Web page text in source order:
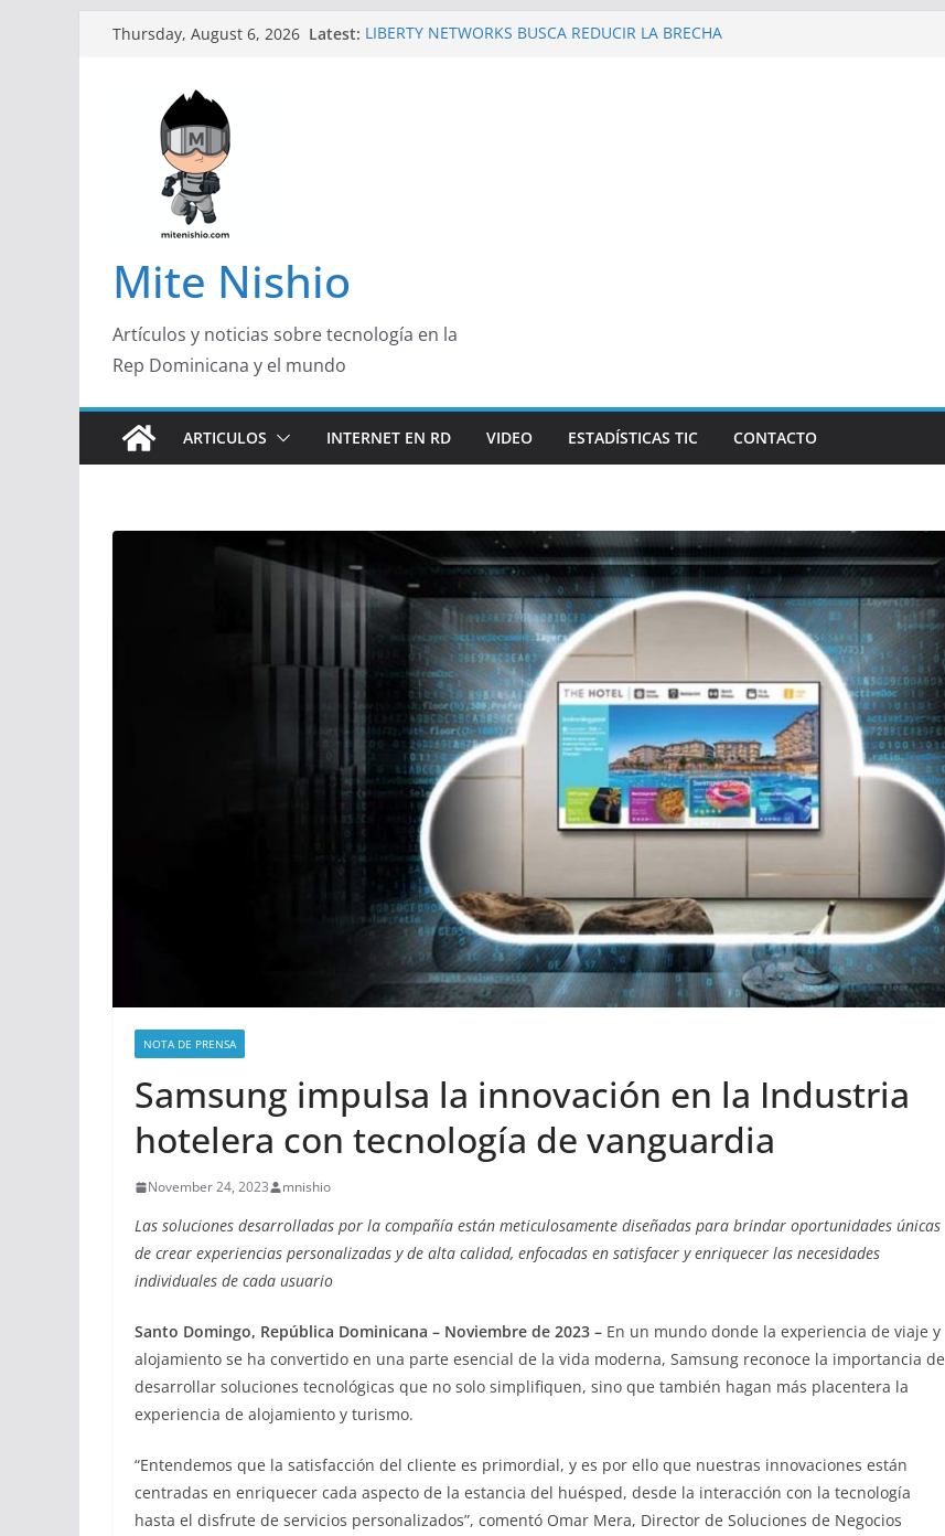
Thursday, August 6, 2026 Latest: LIBERTY NETWORKS BUSCA REDUCIR LA BRECHA
Mite Nishio
Artículos y noticias sobre tecnología en la
Rep Dominicana y el mundo
ARTICULOS INTERNET EN RD VIDEO ESTADÍSTICAS TIC CONTACTO
NOTA DE PRENSA
Samsung impulsa la innovación en la Industria
hotelera con tecnología de vanguardia
November 24, 2023 mnishio
Las soluciones desarrolladas por la compañía están meticulosamente diseñadas para brindar oportunidades únicas
de crear experiencias personalizadas y de alta calidad, enfocadas en satisfacer y enriquecer las necesidades
individuales de cada usuario
Santo Domingo, República Dominicana – Noviembre de 2023 – En un mundo donde la experiencia de viaje y
alojamiento se ha convertido en una parte esencial de la vida moderna, Samsung reconoce la importancia de
desarrollar soluciones tecnológicas que no solo simplifiquen, sino que también hagan más placentera la
experiencia de alojamiento y turismo.
“Entendemos que la satisfacción del cliente es primordial, y es por ello que nuestras innovaciones están
centradas en enriquecer cada aspecto de la estancia del huésped, desde la interacción con la tecnología
hasta el disfrute de servicios personalizados”, comentó Omar Mera, Director de Soluciones de Negocios